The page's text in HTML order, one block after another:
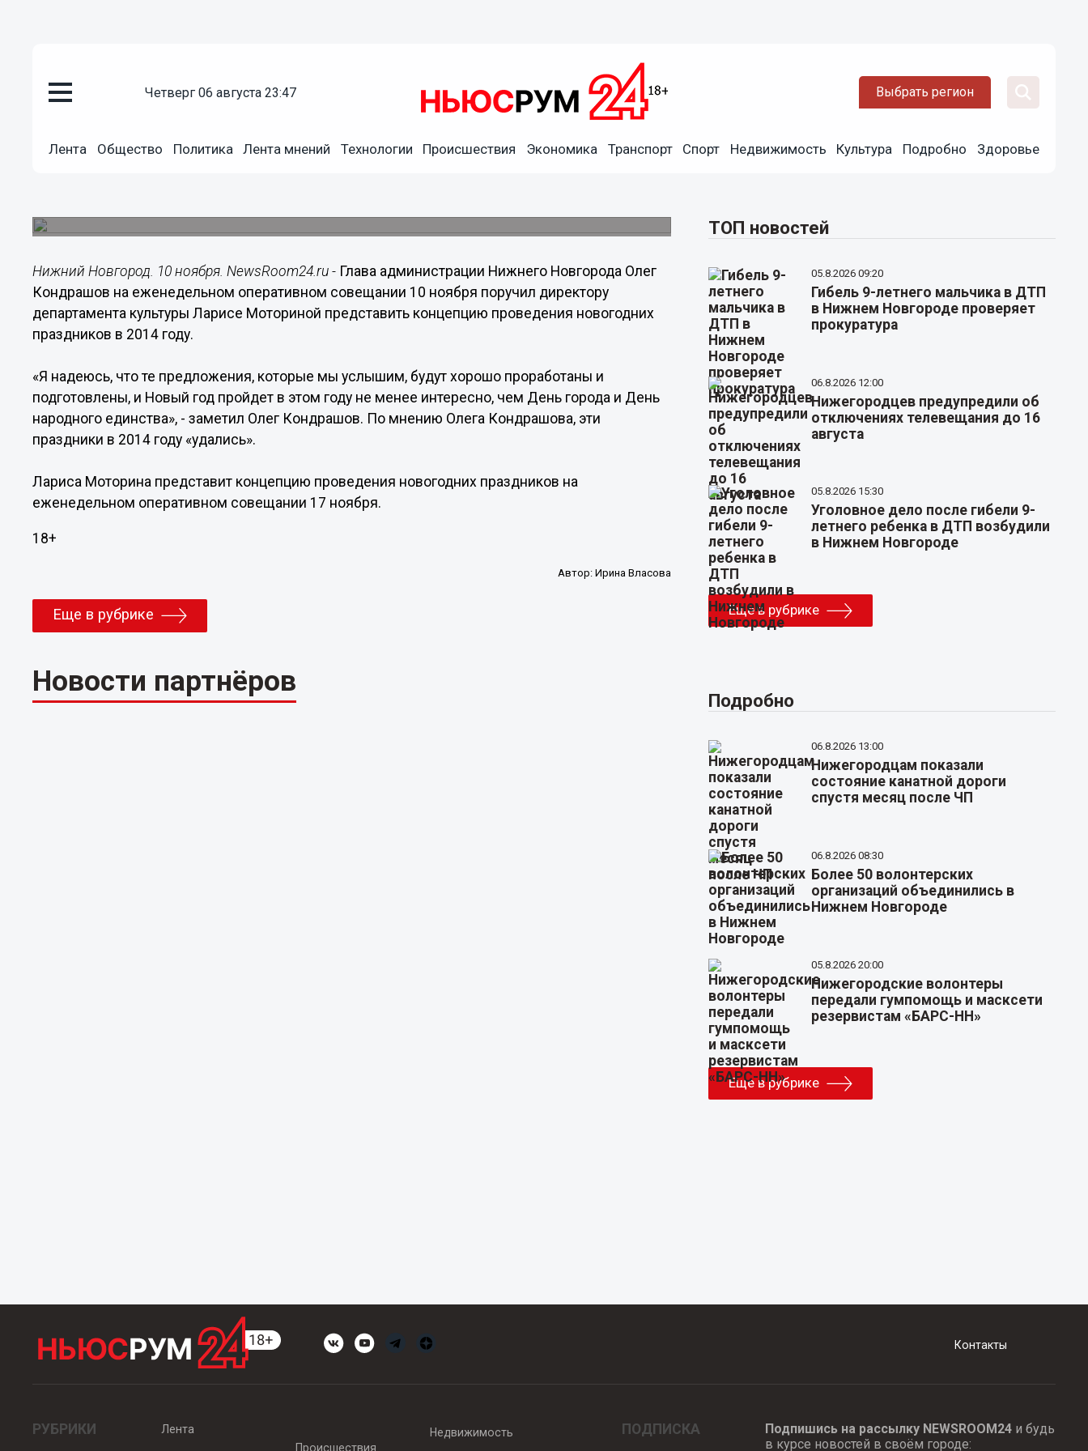
четверг 06 августа 23:47 Выбрать регион
Лента Общество Политика Лента мнений Технологии Происшествия Экономика Транспорт Спорт Недвижимость Культура Подробно Здоровье
Концепция проведения новогодних праздников в Нижнем
Нижний Новгород. 10 ноября. NewsRoom24.ru - Глава администрации Нижнего Новгорода Олег
Кондрашов на еженедельном оперативном совещании 10 ноября поручил директору
департамента культуры Ларисе Моториной представить концепцию проведения новогодних
праздников в 2014 году.
«Я надеюсь, что те предложения, которые мы услышим, будут хорошо проработаны и
подготовлены, и Новый год пройдет в этом году не менее интересно, чем День города и День
народного единства», - заметил Олег Кондрашов. По мнению Олега Кондрашова, эти
праздники в 2014 году «удались».
Лариса Моторина представит концепцию проведения новогодних праздников на
еженедельном оперативном совещании 17 ноября.
18+
Автор: Ирина Власова
Еще в рубрике
Новости партнёров
ТОП новостей
05.8.2026 09:20
Гибель 9-летнего мальчика в ДТП
в Нижнем Новгороде проверяет
прокуратура
06.8.2026 12:00
Нижегородцев предупредили об
отключениях телевещания до 16
августа
05.8.2026 15:30
Уголовное дело после гибели 9-
летнего ребенка в ДТП возбудили
в Нижнем Новгороде
Еще в рубрике
Подробно
06.8.2026 13:00
Нижегородцам показали
состояние канатной дороги
спустя месяц после ЧП
06.8.2026 08:30
Более 50 волонтерских
организаций объединились в
Нижнем Новгороде
05.8.2026 20:00
Нижегородские волонтеры
передали гумпомощь и масксети
резервистам «БАРС-НН»
Еще в рубрике
Контакты
РУБРИКИ
Лента
Происшествия
Недвижимость ПОДПИСКА Подпишись на рассылку NEWSROOM24и будь
в курсе новостей в своём городе: